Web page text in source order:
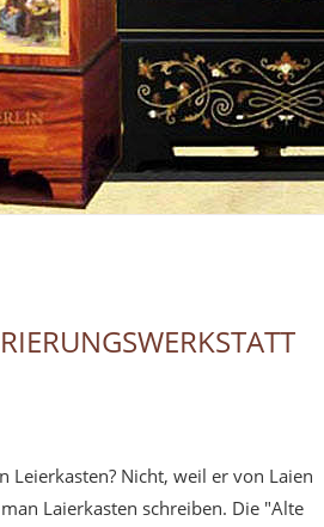
Nicht, weil er von Laien
Laierkasten schreiben. Die "Alte